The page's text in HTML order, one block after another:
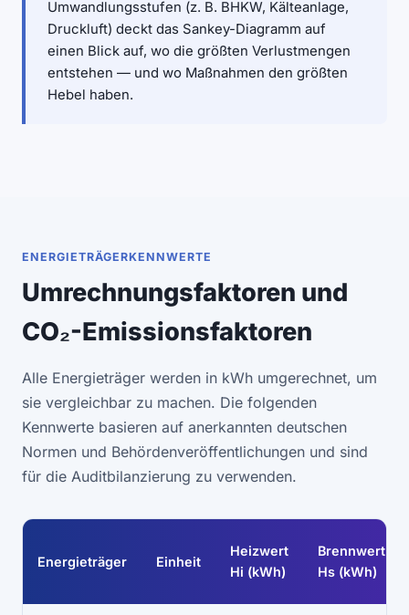
Umwandlungsstufen (z. B. BHKW, Kälteanlage,
Druckluft) deckt das Sankey-Diagramm auf
einen Blick auf, wo die größten Verlustmengen
entstehen — und wo Maßnahmen den größten
Hebel haben.
ENERGIETRÄGERKENNWERTE
Umrechnungsfaktoren und
CO₂-Emissionsfaktoren
Alle Energieträger werden in kWh umgerechnet, um
sie vergleichbar zu machen. Die folgenden
Kennwerte basieren auf anerkannten deutschen
Normen und Behördenveröffentlichungen und sind
für die Auditbilanzierung zu verwenden.
Energieträger Einheit
Heizwert
Hi (kWh)
Brennwert
Hs (kWh)